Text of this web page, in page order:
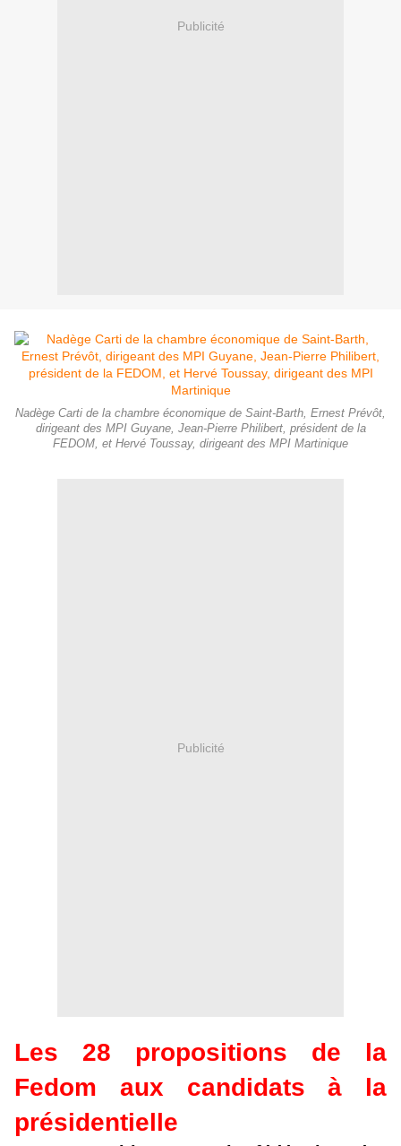
Publicité
Nadège Carti de la chambre économique de Saint-Barth, Ernest Prévôt,
dirigeant des MPI Guyane, Jean-Pierre Philibert, président de la
FEDOM, et Hervé Toussay, dirigeant des MPI Martinique
Publicité
Les 28 propositions de la
Fedom aux candidats à la
présidentielle